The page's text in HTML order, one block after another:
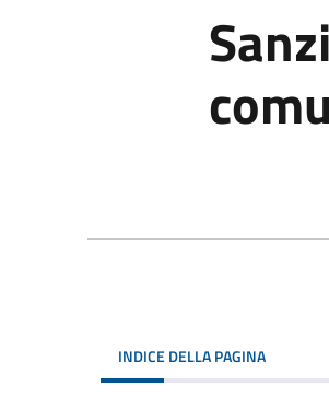
INDICE DELLA PAGINA